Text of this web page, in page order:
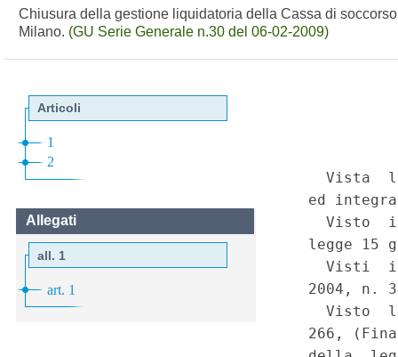
Chiusura della gestione liquidatoria della Cassa di
Milano. (GU Serie Generale n.30 del 06-02-2009)